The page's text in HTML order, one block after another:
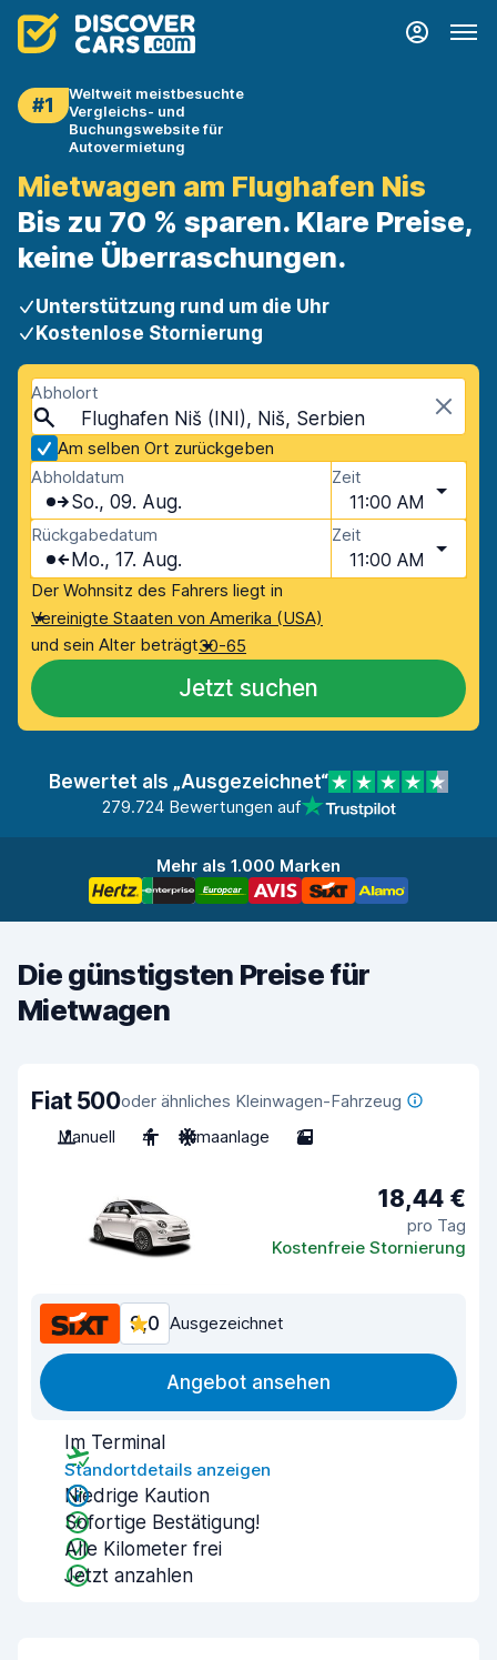
#1
Weltweit meistbesuchte
Vergleichs- und
Buchungswebsite für
Autovermietung
Mietwagen am Flughafen Nis
Bis zu 70 % sparen. Klare Preise,
keine Überraschungen.
Unterstützung rund um die Uhr
Kostenlose Stornierung
Abholort
Flughafen Niš (INI), Niš, Serbien
Am selben Ort zurückgeben
Abholdatum
So., 09. Aug.
Zeit
11:00 AM
Rückgabedatum
Mo., 17. Aug.
Zeit
11:00 AM
Der Wohnsitz des Fahrers liegt in
Vereinigte Staaten von Amerika (USA)
und sein Alter beträgt30-65
Jetzt suchen
Bewertet als „Ausgezeichnet“
279.724 Bewertungen auf
Mehr als 1.000 Marken
Die günstigsten Preise für
Mietwagen
Fiat 500oder ähnliches Kleinwagen-Fahrzeug
Manuell
4 Klimaanlage 2
18,44 €
pro Tag
Kostenfreie Stornierung
9,0 Ausgezeichnet
Angebot ansehen
Im Terminal
Standortdetails anzeigen
Niedrige Kaution
Sofortige Bestätigung!
Alle Kilometer frei
Jetzt anzahlen